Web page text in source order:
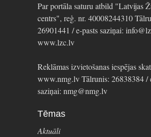
Par portāla saturu atbild "Latvijas
centrs", reģ. nr. 40008244310
26901441 / e-pasts saziņai:
www.lzc.lv
Reklāmas izvietošanas iespējas
www.nmg.lv Tālrunis: 26838384 /
saziņai: nmg@nmg.lv
Tēmas
Aktuāli